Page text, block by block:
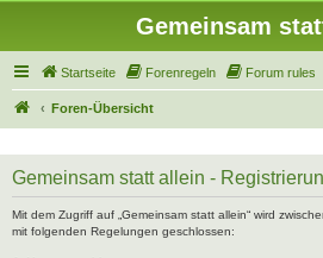
Gemeinsam
Startseite Forenregeln Forum rules
Foren-Übersicht
Gemeinsam statt allein -
Mit dem Zugriff auf „Gemeinsam statt allein“ wird
mit folgenden Regelungen geschlossen: